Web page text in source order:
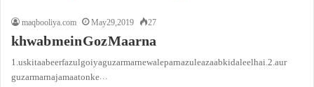
maqbooliya.com May 29, 2019 27
khwab mein Goz Maarna
1. uski taabeer fazul goi ya guzar marne wale par nazule azaab ki daleel hai.2. aur
guzar marna jamaaton ke…